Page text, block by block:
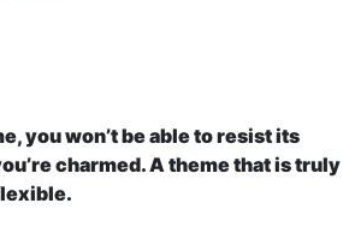
you won’t be able to resist its
charmed. A theme that is truly